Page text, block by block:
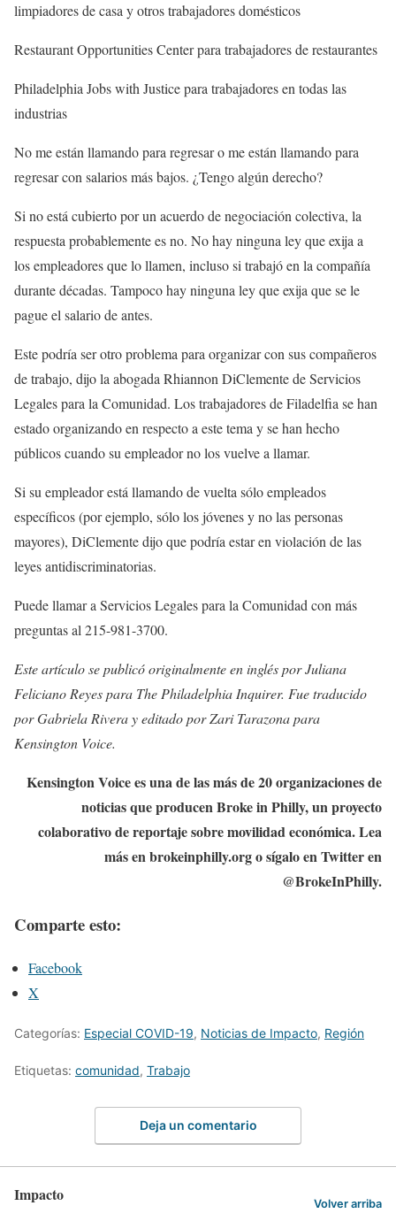
limpiadores de casa y otros trabajadores domésticos
Restaurant Opportunities Center para trabajadores de restaurantes
Philadelphia Jobs with Justice para trabajadores en todas las
industrias
No me están llamando para regresar o me están llamando para
regresar con salarios más bajos. ¿Tengo algún derecho?
Si no está cubierto por un acuerdo de negociación colectiva, la
respuesta probablemente es no. No hay ninguna ley que exija a
los empleadores que lo llamen, incluso si trabajó en la compañía
durante décadas. Tampoco hay ninguna ley que exija que se le
pague el salario de antes.
Este podría ser otro problema para organizar con sus compañeros
de trabajo, dijo la abogada Rhiannon DiClemente de Servicios
Legales para la Comunidad. Los trabajadores de Filadelfia se han
estado organizando en respecto a este tema y se han hecho
públicos cuando su empleador no los vuelve a llamar.
Si su empleador está llamando de vuelta sólo empleados
específicos (por ejemplo, sólo los jóvenes y no las personas
mayores), DiClemente dijo que podría estar en violación de las
leyes antidiscriminatorias.
Puede llamar a Servicios Legales para la Comunidad con más
preguntas al 215-981-3700.
Este artículo se publicó originalmente en inglés por Juliana
Feliciano Reyes para The Philadelphia Inquirer. Fue traducido
por Gabriela Rivera y editado por Zari Tarazona para
Kensington Voice.
Kensington Voice es una de las más de 20 organizaciones de
noticias que producen Broke in Philly, un proyecto
colaborativo de reportaje sobre movilidad económica. Lea
más en brokeinphilly.org o sígalo en Twitter en
@BrokeInPhilly.
Comparte esto:
Facebook
X
Categorías: Especial COVID-19, Noticias de Impacto, Región
Etiquetas: comunidad, Trabajo
Deja un comentario
Impacto Volver arriba